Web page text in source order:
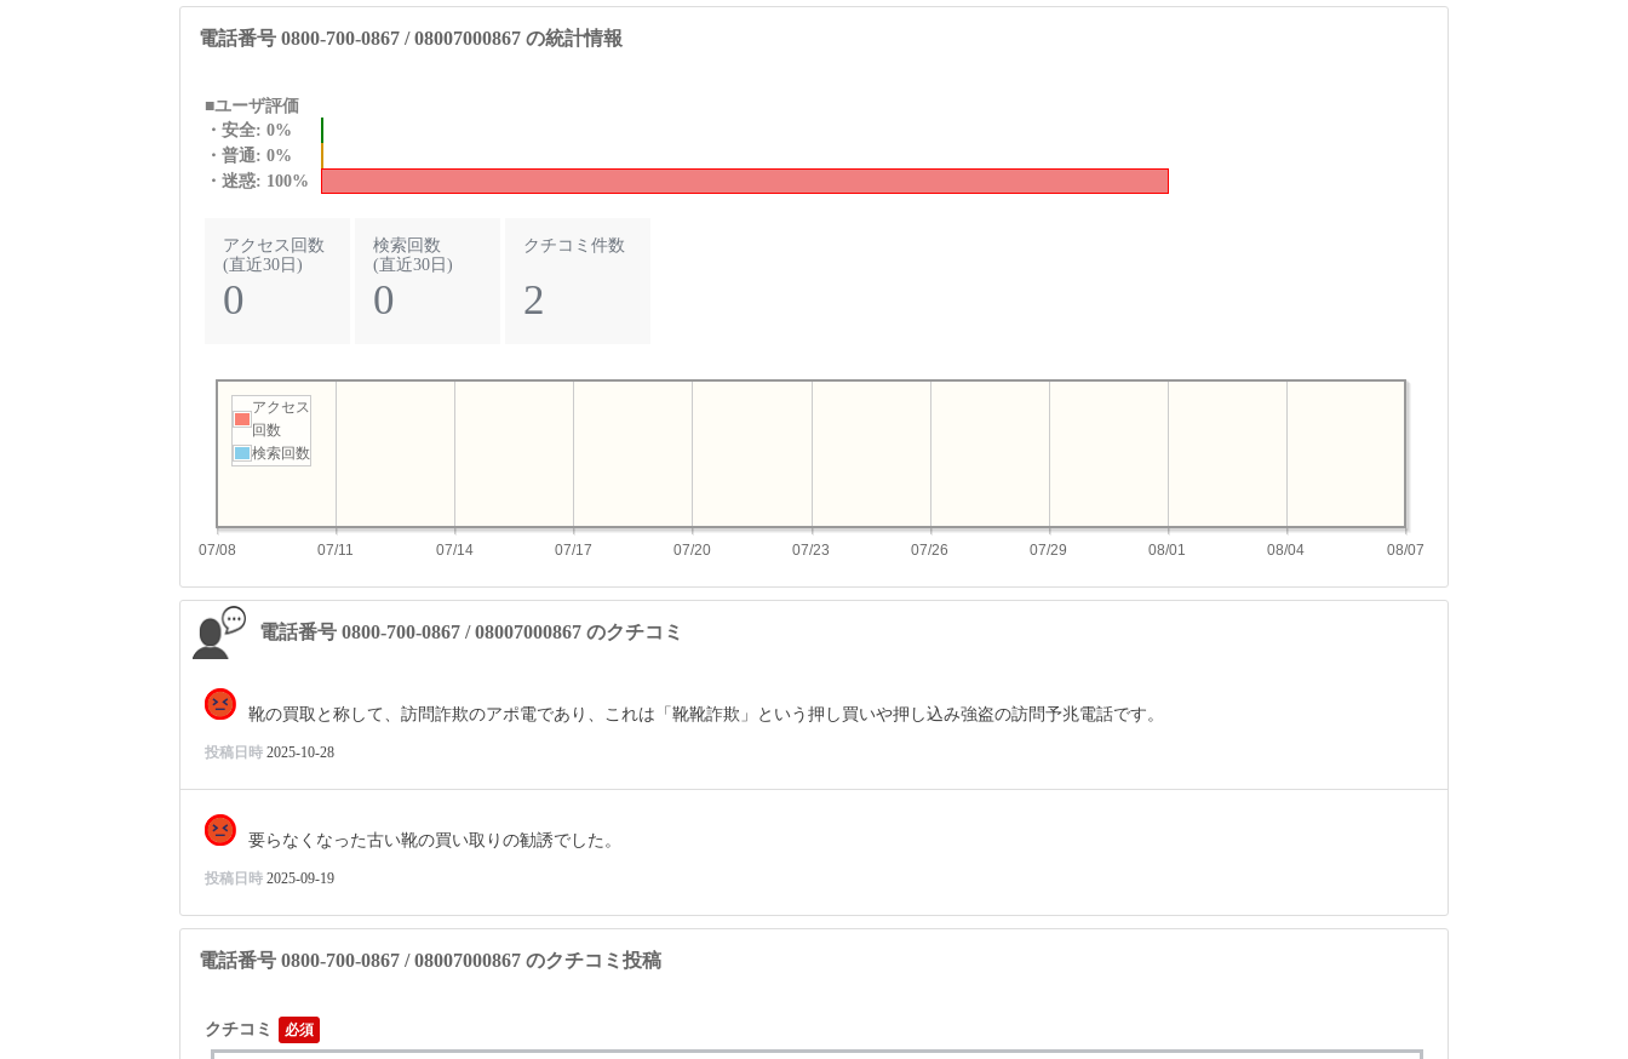
電話番号 0800-700-0867 / 08007000867 の統計情報
■ユーザ評価
・安全: 0%
・普通: 0%
・迷惑: 100%
アクセス回数
(直近30日)
0
検索回数
(直近30日)
0
クチコミ件数
2
07/08 07/11 07/14 07/17 07/20 07/23 07/26 07/29 08/01 08/04 08/07
アクセス
回数
検索回数
電話番号 0800-700-0867 / 08007000867 のクチコミ
靴の買取と称して、訪問詐欺のアポ電であり、これは「靴靴詐欺」という押し買いや押し込み強盗の訪問予兆電話です。
投稿日時 2025-10-28
要らなくなった古い靴の買い取りの勧誘でした。
投稿日時 2025-09-19
電話番号 0800-700-0867 / 08007000867 のクチコミ投稿
クチコミ